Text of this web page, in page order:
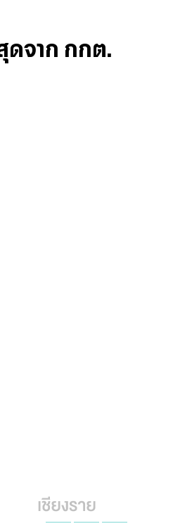
ดจาก กกต.